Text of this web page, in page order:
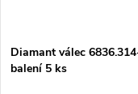
Diamant válec
balení 5 ks